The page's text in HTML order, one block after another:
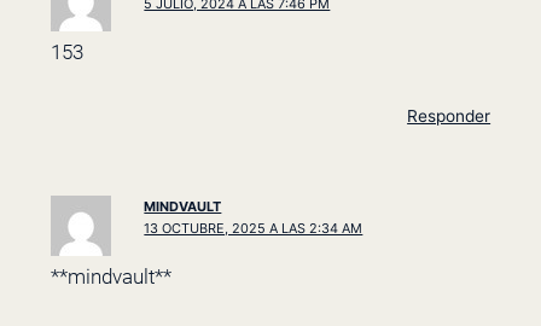
5 JULIO, 2024 A LAS 7:46 PM
153
Responder
MINDVAULT
13 OCTUBRE, 2025 A LAS 2:34 AM
** mindvault**